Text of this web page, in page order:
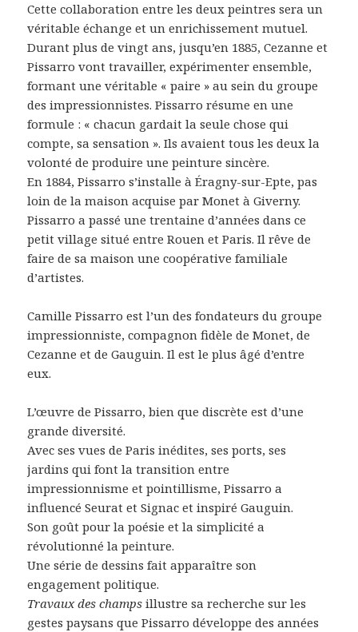
Cette collaboration entre les deux peintres sera un
véritable échange et un enrichissement mutuel.
Durant plus de vingt ans, jusqu’en 1885, Cezanne et
Pissarro vont travailler, expérimenter ensemble,
formant une véritable « paire » au sein du groupe
des impressionnistes. Pissarro résume en une
formule : « chacun gardait la seule chose qui
compte, sa sensation ». Ils avaient tous les deux la
volonté de produire une peinture sincère.
En 1884, Pissarro s’installe à Éragny-sur-Epte, pas
loin de la maison acquise par Monet à Giverny.
Pissarro a passé une trentaine d’années dans ce
petit village situé entre Rouen et Paris. Il rêve de
faire de sa maison une coopérative familiale
d’artistes.
Camille Pissarro est l’un des fondateurs du groupe
impressionniste, compagnon fidèle de Monet, de
Cezanne et de Gauguin. Il est le plus âgé d’entre
eux.
L’œuvre de Pissarro, bien que discrète est d’une
grande diversité.
Avec ses vues de Paris inédites, ses ports, ses
jardins qui font la transition entre
impressionnisme et pointillisme, Pissarro a
influencé Seurat et Signac et inspiré Gauguin.
Son goût pour la poésie et la simplicité a
révolutionné la peinture.
Une série de dessins fait apparaître son
engagement politique.
Travaux des champsillustre sa recherche sur les
gestes paysans que Pissarro développe des années